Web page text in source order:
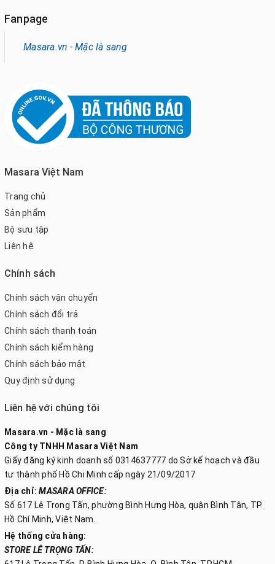
Fanpage
Masara.vn - Mặc là sang
Masara Việt Nam
Trang chủ
Sản phẩm
Bộ sưu tập
Liên hệ
Chính sách
Chính sách vận chuyển
Chính sách đổi trả
Chính sách thanh toán
Chính sách kiểm hàng
Chính sách bảo mật
Quy định sử dụng
Liên hệ với chúng tôi
Masara.vn - Mặc là sang
Công ty TNHH Masara Việt Nam
Giấy đăng ký kinh doanh số 0314637777 do Sở kế hoạch và đầu
tư thành phố Hồ Chi Minh cấp ngày 21/09/2017
Địa chỉ: MASARA OFFICE:
Số 617 Lê Trọng Tấn, phường Bình Hưng Hòa, quận Bình Tân, TP.
Hồ Chí Minh, Việt Nam.
Hệ thống cửa hàng:
STORE LÊ TRỌNG TẤN: